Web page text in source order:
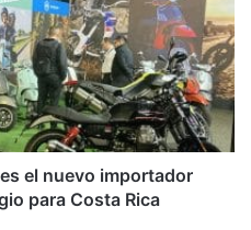
el nuevo importador
para Costa Rica